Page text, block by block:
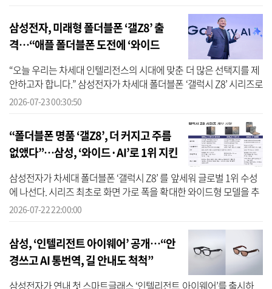
삼성전자, 미래형 폴더블폰 ‘갤Z8’ 출
격…“애플 폴더블폰 도전에 ‘와이드
·AI’로 맞불”
“오늘 우리는 차세대 인텔리전스의 시대에 맞춘 더 많은 선택지를 제
안하고자 합니다.” 삼성전자가 차세대 폴더블폰 ‘갤럭시 Z8’ 시리즈로
글로벌 폴더블 시장 주도권 수성에 나선다. 폴더블폰 시리즈 최초로
2026-07-23 00:30:50
“폴더블폰 명품 ‘갤Z8’, 더 커지고 주름
없앴다”…삼성, ‘와이드·AI’로 1위 지킨
다
삼성전자가 차세대 폴더블폰 ‘갤럭시 Z8’ 를 앞세워 글로벌 1위 수성
에 나선다. 시리즈 최초로 화면 가로 폭을 확대한 와이드형 모델을 추
가하고, 새로운 디스플레이 설계와 소재를 적용해 내구성과 화면 주
2026-07-22 22:00:00
삼성, ‘인텔리전트 아이웨어’ 공개…“안
경쓰고 AI 통번역, 길 안내도 척척”
삼성전자가 연내 첫 스마트글래스 ‘인텔리전트 아이웨어’를 출시하